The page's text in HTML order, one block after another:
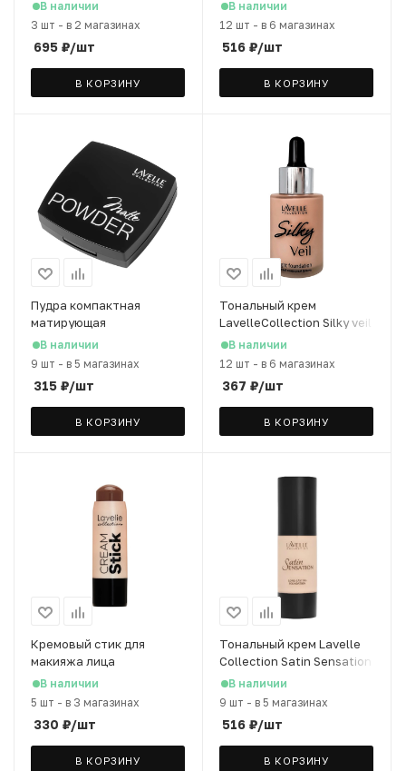
В наличии
3 шт - в 2 магазинах
695 ₽/шт
В КОРЗИНУ
В наличии
12 шт - в 6 магазинах
516 ₽/шт
В КОРЗИНУ
Пудра компактная
матирующая
LavelleCollection Powder
Matte тон 03 натурально-
В наличии
9 шт - в 5 магазинах
315 ₽/шт
В КОРЗИНУ
Тональный крем
LavelleCollection Silky veil
тон 07 миндальный, 30 мл
В наличии
12 шт - в 6 магазинах
367 ₽/шт
В КОРЗИНУ
Кремовый стик для
макияжа лица
LavelleCollection
"Contour" т.06 кофейный
В наличии
5 шт - в 3 магазинах
330 ₽/шт
В КОРЗИНУ
Тональный крем Lavelle
Collection Satin Sensation
т.01 фарфоровый, 30 мл
В наличии
9 шт - в 5 магазинах
516 ₽/шт
В КОРЗИНУ